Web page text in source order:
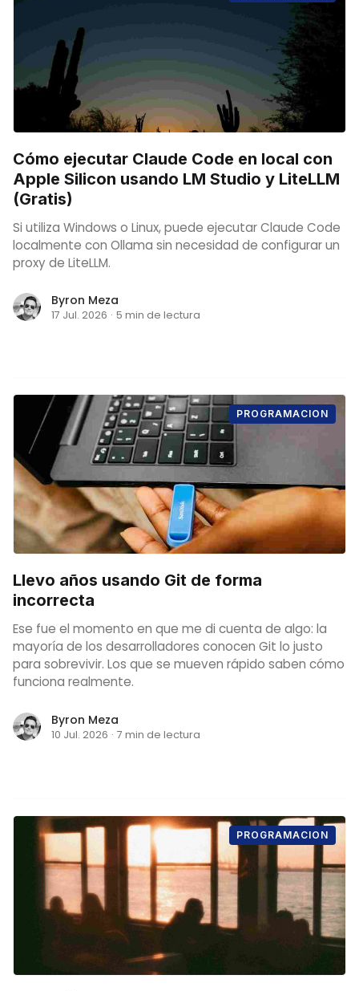
Cómo ejecutar Claude Code en local con
Apple Silicon usando LM Studio y LiteLLM
(Gratis)
Si utiliza Windows o Linux, puede ejecutar Claude Code
localmente con Ollama sin necesidad de configurar un
proxy de LiteLLM.
Byron Meza
17 Jul. 2026 · 5 min de lectura
PROGRAMACION
Llevo años usando Git de forma
incorrecta
Ese fue el momento en que me di cuenta de algo: la
mayoría de los desarrolladores conocen Git lo justo
para sobrevivir. Los que se mueven rápido saben cómo
funciona realmente.
Byron Meza
10 Jul. 2026 · 7 min de lectura
PROGRAMACION